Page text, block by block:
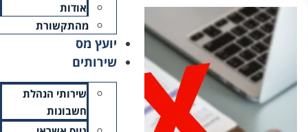
אודות
מהתקשורת
יועץ מס
שירותים
שירותי הנהלת
חשבונות